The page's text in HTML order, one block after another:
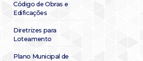
Código de Obras e
Edificações
Diretrizes para
Loteamento
Plano Municipal de